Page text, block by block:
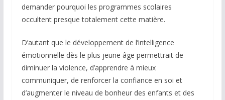
demander pourquoi les programmes scolaires
occultent presque totalement cette matière.
D’autant que le développement de l’intelligence
émotionnelle dès le plus jeune âge permettrait de
diminuer la violence, d’apprendre à mieux
communiquer, de renforcer la confiance en soi et
d’augmenter le niveau de bonheur des enfants et des